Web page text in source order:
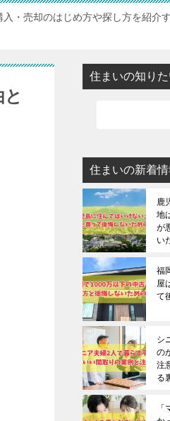
・売却のはじめ方や探し方を紹介
住まいの知り
住まいの新着情
鹿
地
が
い
福
屋
て
シ
の
注
る